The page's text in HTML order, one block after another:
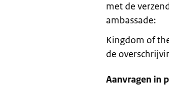
met de
ambassade:
Kingdom of
de
Aanvragen in